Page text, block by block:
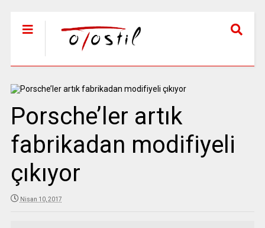
Porsche’ler artık
fabrikadan modifiyeli
çıkıyor
Nisan 10, 2017